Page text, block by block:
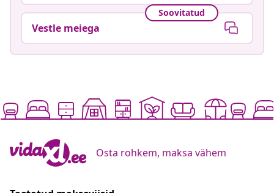
Soovitatud
Vestle meiega
Osta rohkem, maksa vähem